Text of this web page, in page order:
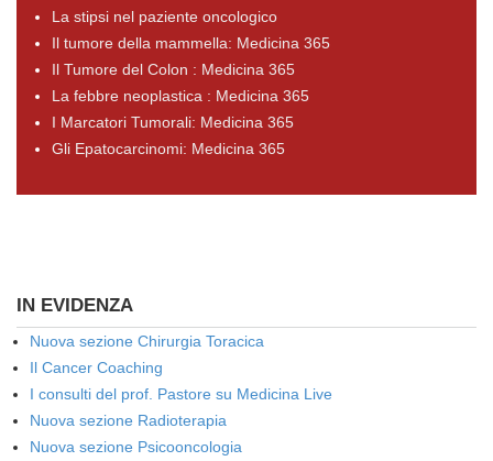
La stipsi nel paziente oncologico
Il tumore della mammella: Medicina 365
Il Tumore del Colon : Medicina 365
La febbre neoplastica : Medicina 365
I Marcatori Tumorali: Medicina 365
Gli Epatocarcinomi: Medicina 365
IN EVIDENZA
Nuova sezione Chirurgia Toracica
Il Cancer Coaching
I consulti del prof. Pastore su Medicina Live
Nuova sezione Radioterapia
Nuova sezione Psicooncologia